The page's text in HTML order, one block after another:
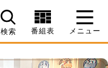
検索 番組表 メニュー